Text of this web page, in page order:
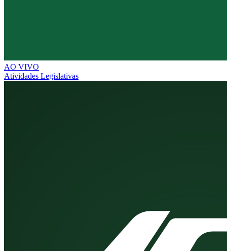
AO VIVO
Atividades Legislativas